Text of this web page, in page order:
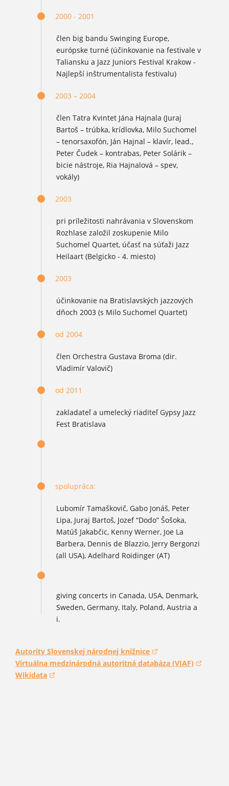
2000 - 2001
člen big bandu Swinging Europe,
európske turné (účinkovanie na festivale v
Taliansku a Jazz Juniors Festival Krakow -
Najlepší inštrumentalista festivalu)
2003 – 2004
člen Tatra Kvintet Jána Hajnala (Juraj
Bartoš – trúbka, krídlovka, Milo Suchomel
– tenorsaxofón, Ján Hajnal – klavír, lead.,
Peter Čudek – kontrabas, Peter Solárik –
bicie nástroje, Ria Hajnalová – spev,
vokály)
2003
pri príležitosti nahrávania v Slovenskom
Rozhlase založil zoskupenie Milo
Suchomel Quartet, účasť na súťaži Jazz
Heilaart (Belgicko - 4. miesto)
2003
účinkovanie na Bratislavských jazzových
dňoch 2003 (s Milo Suchomel Quartet)
od 2004
člen Orchestra Gustava Broma (dir.
Vladimír Valovič)
od 2011
zakladateľ a umelecký riaditeľ Gypsy Jazz
Fest Bratislava
spolupráca:
Lubomír Tamaškovič, Gabo Jonáš, Peter
Lipa, Juraj Bartoš, Jozef “Dodo” Šošoka,
Matúš Jakabčic, Kenny Werner, Joe La
Barbera, Dennis de Blazzio, Jerry Bergonzi
(all USA), Adelhard Roidinger (AT)
giving concerts in Canada, USA, Denmark,
Sweden, Germany, Italy, Poland, Austria a
i.
Autority Slovenskej národnej knižnice
(otvorí sa v novom okne)
Virtuálna medzinárodná autoritná databáza (VIAF)
(otvorí sa v novom okne)
Wikidata
(otvorí sa v novom okne)